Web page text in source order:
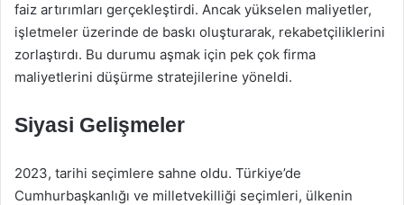
faiz artırımları gerçekleştirdi. Ancak yükselen maliyetler,
işletmeler üzerinde de baskı oluşturarak, rekabetçiliklerini
zorlaştırdı. Bu durumu aşmak için pek çok firma
maliyetlerini düşürme stratejilerine yöneldi.
Siyasi Gelişmeler
2023, tarihi seçimlere sahne oldu. Türkiye’de
Cumhurbaşkanlığı ve milletvekilliği seçimleri, ülkenin